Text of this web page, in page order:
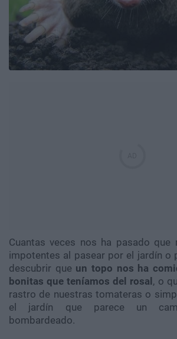
Cuantas veces nos ha pasado que
impotentes al pasear por el jardín o
descubrir que un topo nos ha
bonitas que teníamos del rosal, o
rastro de nuestras tomateras o
el jardín que parece un
bombardeado.